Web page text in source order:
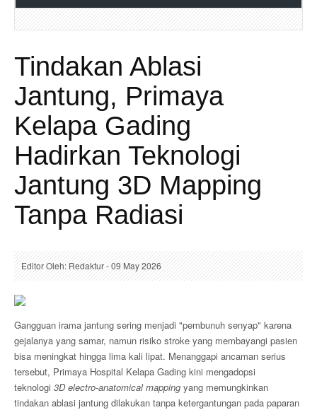
Tindakan Ablasi
Jantung, Primaya
Kelapa Gading
Hadirkan Teknologi
Jantung 3D Mapping
Tanpa Radiasi
Editor Oleh: Redaktur - 09 May 2026
Gangguan irama jantung sering menjadi "pembunuh senyap" karena
gejalanya yang samar, namun risiko stroke yang membayangi pasien
bisa meningkat hingga lima kali lipat. Menanggapi ancaman serius
tersebut, Primaya Hospital Kelapa Gading kini mengadopsi
teknologi 3D electro-anatomical mapping yang memungkinkan
tindakan ablasi jantung dilakukan tanpa ketergantungan pada paparan